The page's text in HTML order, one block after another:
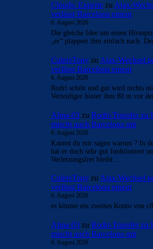
Clouds: Experte zuAjax-
verlässt Barcelona erneut
6. August 2026
Die gleiche Idee um einen
„er“ plappert ihm einfach nach.
CulersTony zu Ajax-Wechsel
verlässt Barcelona erneut
6. August 2026
Rodri schön und gut wird nichts
Verteidiger hinter ihm 80 m vor
Alma-03 zu Rodri-Transfer zu
mischt auch Barcelona mit
6. August 2026
Kannst du mir sagen warum ? In
hat er doch sehr gut funktioniert
Verletzungsfrei bleibt…
CulersTony zu Ajax-Wechsel
verlässt Barcelona erneut
6. August 2026
es könnte ein zweites Konto von
Alma-03 zu Rodri-Transfer zu
mischt auch Barcelona mit
6. August 2026